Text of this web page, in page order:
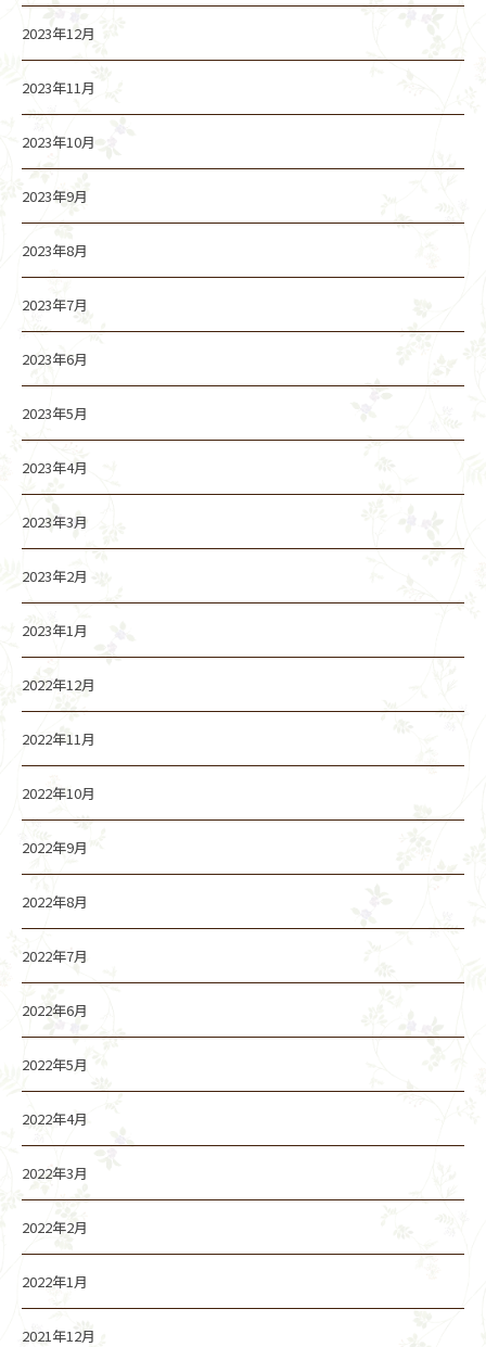
2023年12月
2023年11月
2023年10月
2023年9月
2023年8月
2023年7月
2023年6月
2023年5月
2023年4月
2023年3月
2023年2月
2023年1月
2022年12月
2022年11月
2022年10月
2022年9月
2022年8月
2022年7月
2022年6月
2022年5月
2022年4月
2022年3月
2022年2月
2022年1月
2021年12月